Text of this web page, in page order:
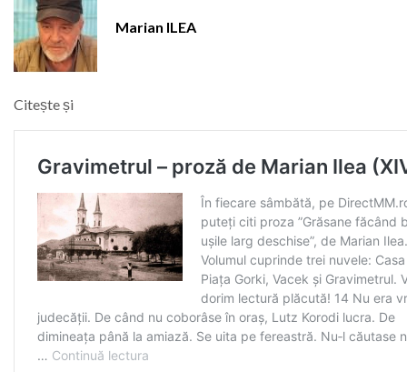
Marian ILEA
Citește și